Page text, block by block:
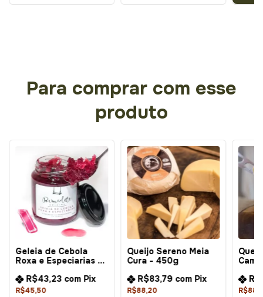
Para comprar com esse
produto
Geleia de Cebola
Roxa e Especiarias -
R$45,50
R$43,23 com Pix
Queijo Sereno Meia
Cura - 450g
R$88,20
R$83,79 com Pix